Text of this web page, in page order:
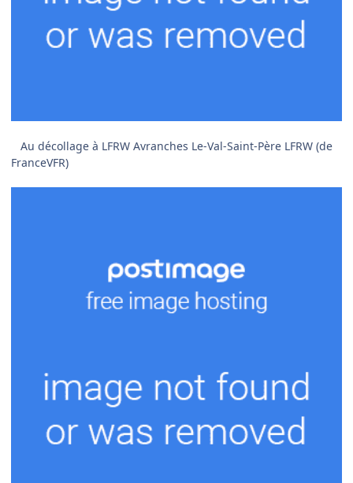
Au décollage à LFRW Avranches Le-Val-Saint-Père LFRW (de
FranceVFR)